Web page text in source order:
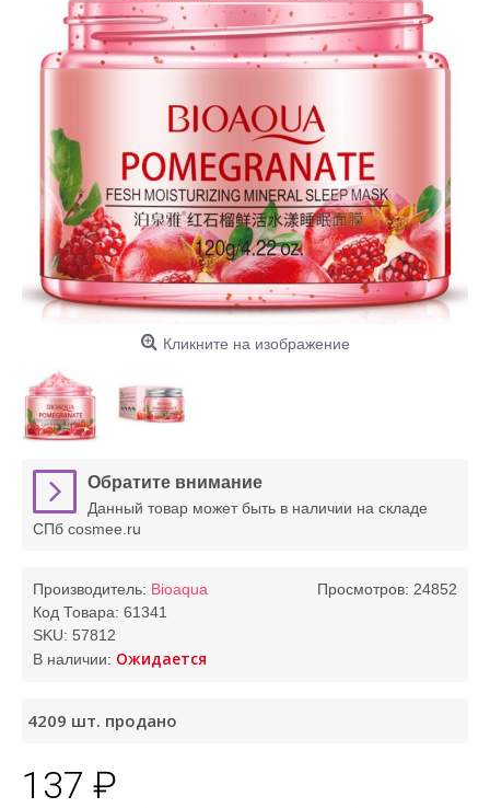
Кликните на изображение
Обратите внимание
Данный товар может быть в наличии на складе
СПб cosmee.ru
Просмотров: 24852
Производитель: Bioaqua
Код Товара: 61341
SKU: 57812
В наличии: Ожидается
4209 шт. продано
137 ₽